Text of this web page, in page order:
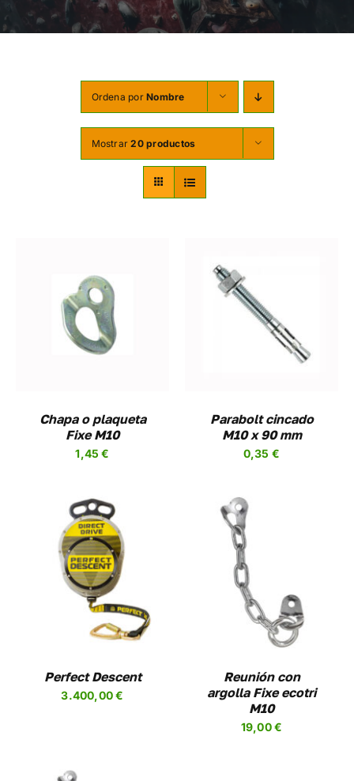
SOBRE NOSOTROS
MI CUENTA
CARRITO
Ordena porNombre
Mostrar20 productos
Chapa o plaqueta
Fixe M10
1,45€
AÑADIR AL CARRITO
/
DETALLES
Parabolt cincado
M10 x 90 mm
0,35 €
Perfect Descent
3.400,00€
AÑADIR AL CARRITO
/
DETALLES
Reunión con
argolla Fixe ecotri
M10
19,00€